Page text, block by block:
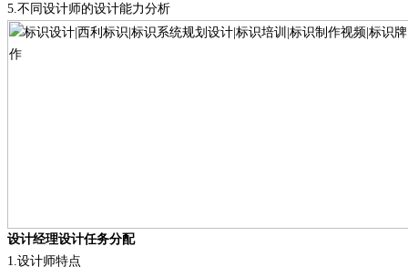
5. 不同设计师的设计能力分析
设计经理设计任务分配
1. 设计师特点